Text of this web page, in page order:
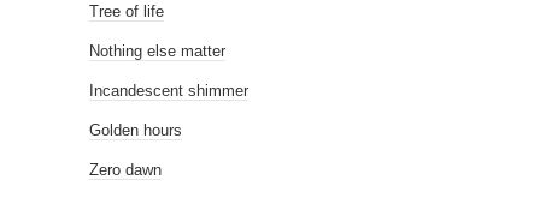
Tree of life
Nothing else matter
Incandescent shimmer
Golden hours
Zero dawn